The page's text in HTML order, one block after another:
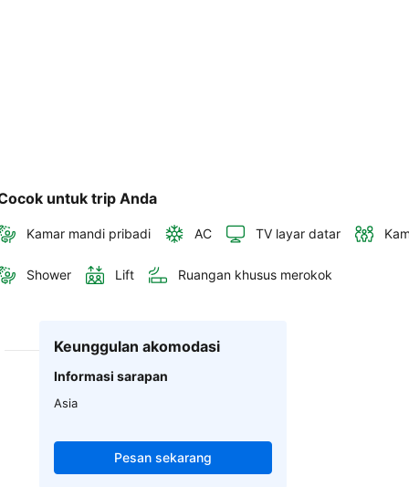
untuk trip Anda
Kamar mandi pribadi AC TV layar datar
Shower Lift Ruangan khusus merokok
Keunggulan akomodasi
Informasi sarapan
Asia
Pesan sekarang